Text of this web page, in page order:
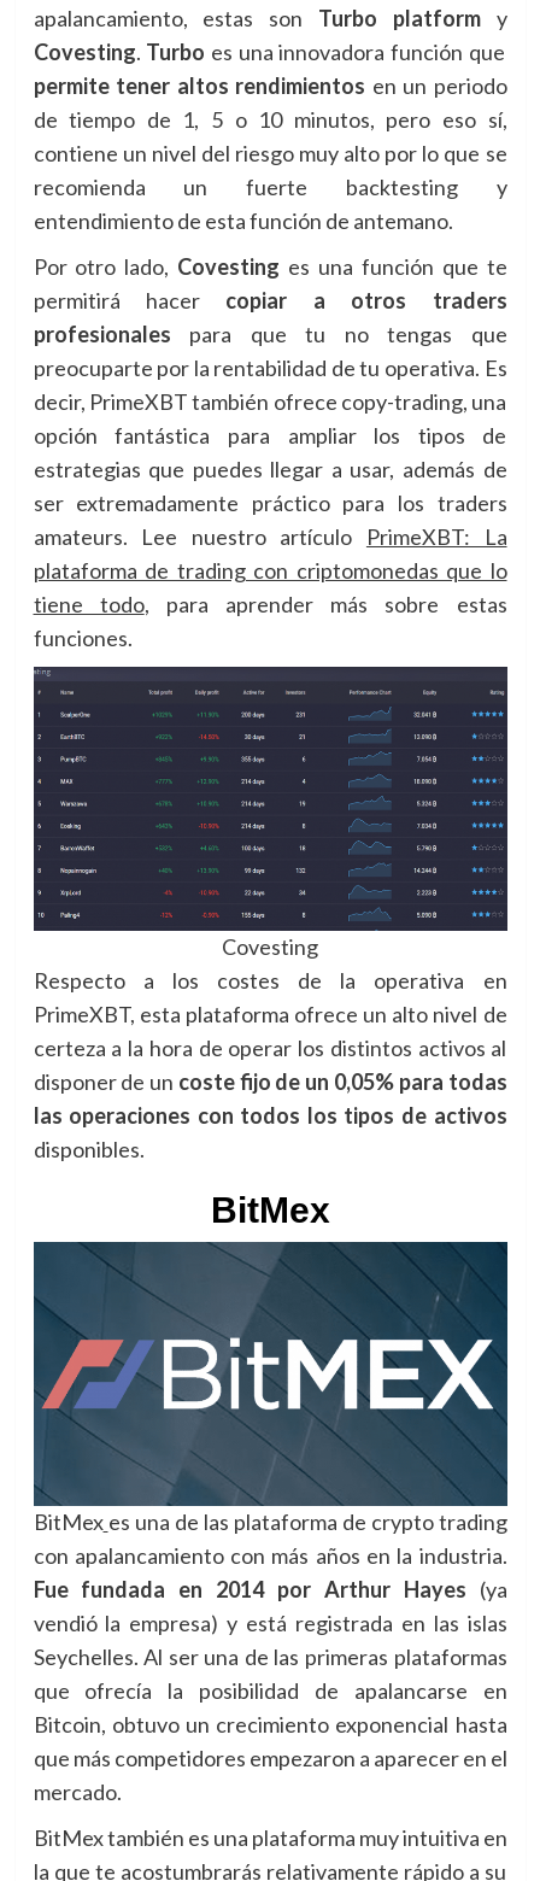
apalancamiento, estas son Turbo platform y
Covesting. Turbo es una innovadora función que
permite tener altos rendimientos en un periodo
de tiempo de 1, 5 o 10 minutos, pero eso sí,
contiene un nivel del riesgo muy alto por lo que se
recomienda un fuerte backtesting y
entendimiento de esta función de antemano.
Por otro lado, Covesting es una función que te
permitirá hacer copiar a otros traders
profesionales para que tu no tengas que
preocuparte por la rentabilidad de tu operativa. Es
decir, PrimeXBT también ofrece copy-trading, una
opción fantástica para ampliar los tipos de
estrategias que puedes llegar a usar, además de
ser extremadamente práctico para los traders
amateurs. Lee nuestro artículo PrimeXBT: La
plataforma de trading con criptomonedas que lo
tiene todo, para aprender más sobre estas
funciones.
Covesting
Respecto a los costes de la operativa en
PrimeXBT, esta plataforma ofrece un alto nivel de
certeza a la hora de operar los distintos activos al
disponer de un coste fijo de un 0,05% para todas
las operaciones con todos los tipos de activos
disponibles.
BitMex
BitMex es una de las plataforma de crypto trading
con apalancamiento con más años en la industria.
Fue fundada en 2014 por Arthur Hayes (ya
vendió la empresa) y está registrada en las islas
Seychelles. Al ser una de las primeras plataformas
que ofrecía la posibilidad de apalancarse en
Bitcoin, obtuvo un crecimiento exponencial hasta
que más competidores empezaron a aparecer en el
mercado.
BitMex también es una plataforma muy intuitiva en
la que te acostumbrarás relativamente rápido a su